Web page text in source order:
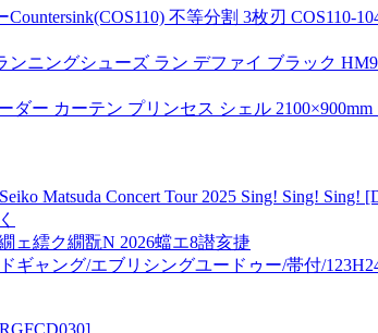
不等分割 3枚刃 COS110-
ニングシューズ ラン デファイ ブラック
ダー カーテン プリンセス シェル
Matsuda Concert Tour 2025 Sing! Sing!
ェ繧ク繝翫Ν 2026蟷エ8譛亥捷
ギャング/エブリシングユードゥー/帯付/